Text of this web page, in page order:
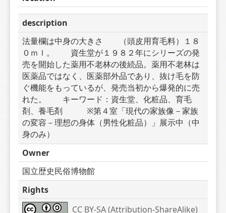
description
法量欄は中身の大きさ　　（頭皮用育毛料）１８
０ｍｌ。　　資生堂が１９８２年にシリーズの発
売を開始した薬用不老林の後続品。薬用不老林は
医薬品ではなく、医薬部外品であり、抜け毛を防
ぐ機能をもっているが、発売当初から爆発的に売
れた。　　キーワード：資生堂、化粧品、育毛
剤、養毛剤　　　※第４室「現代の家族像－家族
の変容－理想の身体（男性化粧品）」展示中（中
身のみ）
Owner
国立歴史民俗博物館
Rights
CC BY-SA (Attribution-ShareAlike)